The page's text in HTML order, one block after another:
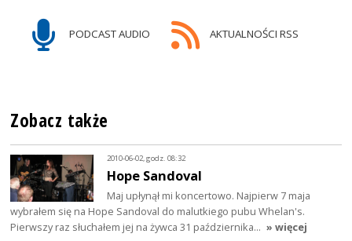
PODCAST AUDIO AKTUALNOŚCI RSS
Zobacz także
2010-06-02, godz. 08:32
Hope Sandoval
Maj upłynął mi koncertowo. Najpierw 7 maja
wybrałem się na Hope Sandoval do malutkiego pubu Whelan's.
Pierwszy raz słuchałem jej na żywca 31 października… » więcej